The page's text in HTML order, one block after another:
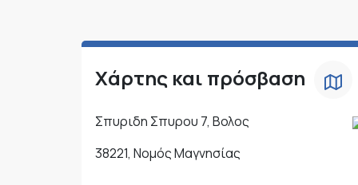
Χάρτης και πρόσβαση
Σπυριδη Σπυρου 7, Βολος
38221, Νομός Μαγνησίας